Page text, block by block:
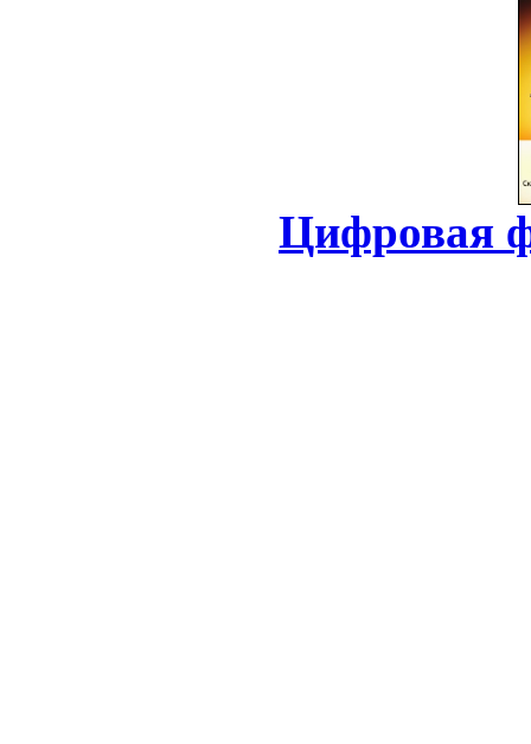
Цифровая